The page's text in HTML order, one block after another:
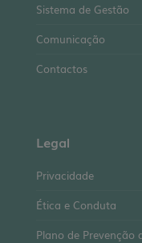
Sistema de Gestão
Comunicação
Contactos
Legal
Privacidade
Ética e Conduta
Plano de Prevenção